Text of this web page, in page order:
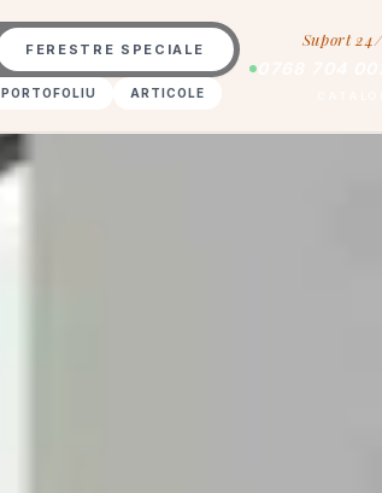
FERESTRE SPECIALE
PORTOFOLIU ARTICOLE
Suport